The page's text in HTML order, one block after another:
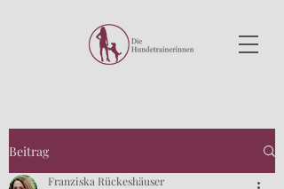
Beitrag
Franziska Rückeshäuser